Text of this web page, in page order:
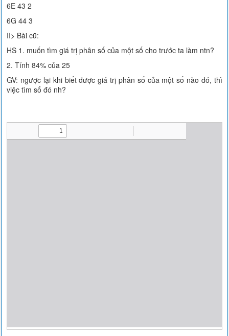
6E 43 2
6G 44 3
II> Bài cũ:
HS 1. muốn tìm giá trị phân số của một số cho trước ta làm ntn?
2. Tính 84% của 25
GV: ngược lại khi biết được giá trị phân số của một số nào đó, thì
việc tìm số đó nh?